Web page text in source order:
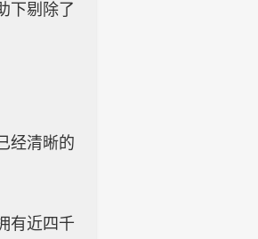
下剔除了
经清晰的
有近四千